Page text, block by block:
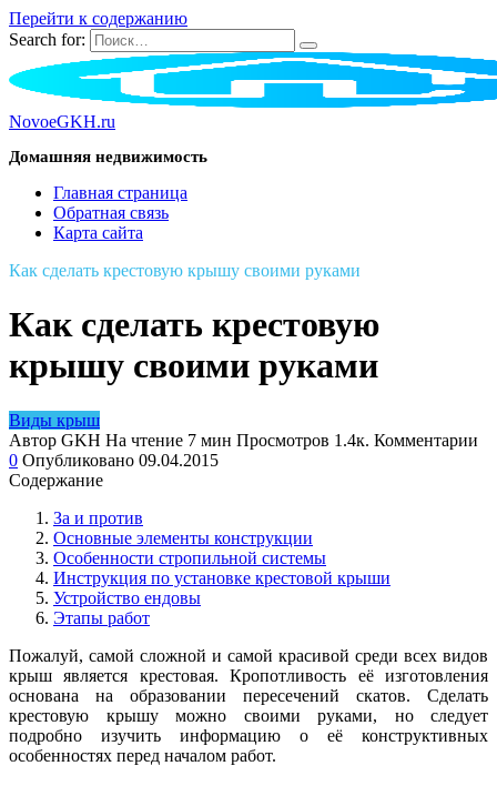
Перейти к содержанию
Search for:
NovoeGKH.ru
Домашняя недвижимость
Главная страница
Обратная связь
Карта сайта
Как сделать крестовую крышу своими руками
Как сделать крестовую
крышу своими руками
Виды крыш
Автор GKH На чтение 7 мин Просмотров 1.4к. Комментарии
0 Опубликовано 09.04.2015
Содержание
За и против
Основные элементы конструкции
Особенности стропильной системы
Инструкция по установке крестовой крыши
Устройство ендовы
Этапы работ
Пожалуй, самой сложной и самой красивой среди всех видов
крыш является крестовая. Кропотливость её изготовления
основана на образовании пересечений скатов. Сделать
крестовую крышу можно своими руками, но следует
подробно изучить информацию о её конструктивных
особенностях перед началом работ.